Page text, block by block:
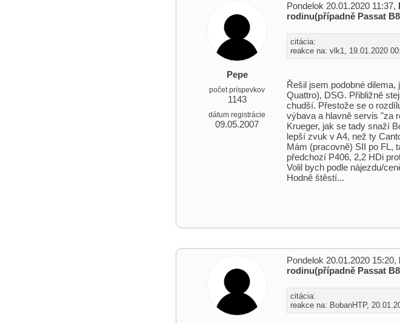
Pepe
počet príspevkov
1143
dátum registrácie
09.05.2007
Pondelok 20.01.2020 11:37,
rodinu(případně Passat
citácia:
reakce na: vlk1, 19.01.2020
Řešil jsem podobné
Quattro), DSG. Přibližně
chudší. Přestože se o
výbava a hlavně servis "za
Krueger, jak se tady snaží
lepší zvuk v A4, než ty
Mám (pracovně) SII po FL,
předchozí P406, 2,2 HDi
Volil bych podle nájezdu/
Hodně štěstí...
Pondelok 20.01.2020 15:20,
rodinu(případně Passat
citácia:
reakce na: BobanHTP,